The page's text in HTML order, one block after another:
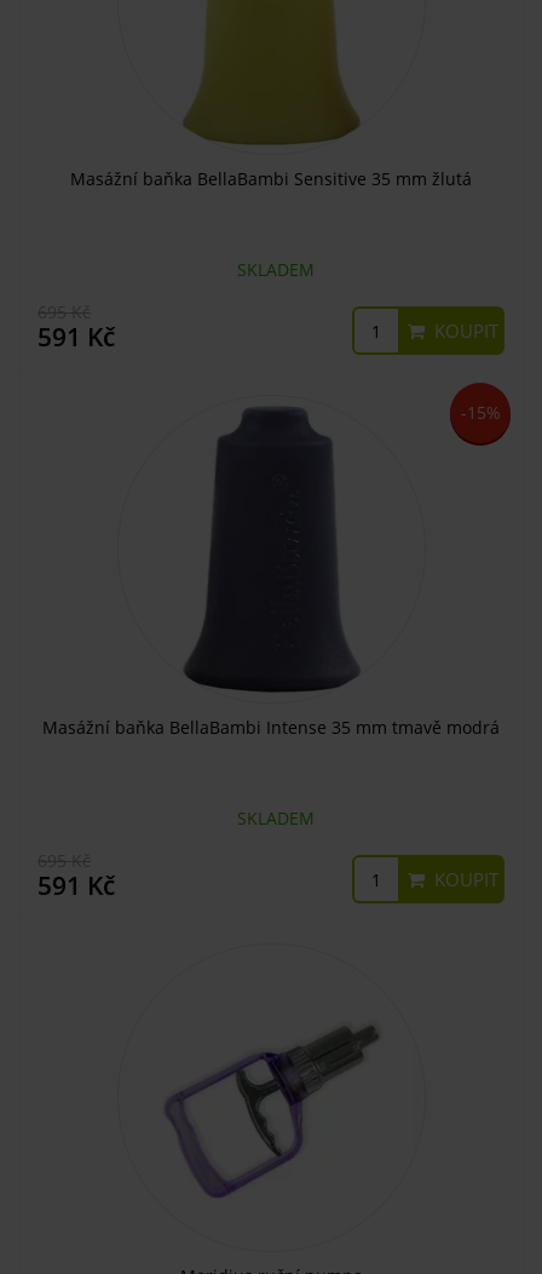
Masážní baňka BellaBambi Sensitive 35 mm žlutá
SKLADEM
591 Kč KOUPIT
-15%
Masážní baňka BellaBambi Intense 35 mm tmavě modrá
SKLADEM
591 Kč KOUPIT